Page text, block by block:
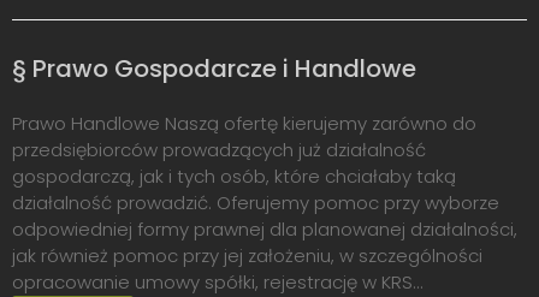
§ Prawo Gospodarcze i Handlowe
Prawo Handlowe Naszą ofertę kierujemy zarówno do
przedsiębiorców prowadzących już działalność
gospodarczą, jak i tych osób, które chciałaby taką
działalność prowadzić. Oferujemy pomoc przy wyborze
odpowiedniej formy prawnej dla planowanej działalności,
jak również pomoc przy jej założeniu, w szczególności
opracowanie umowy spółki, rejestrację w KRS...